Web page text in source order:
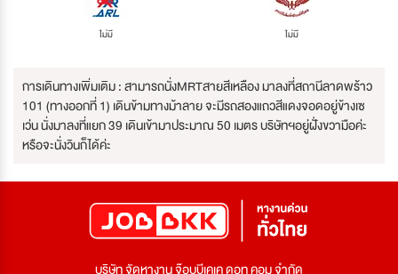
ไม่มี ไม่มี
การเดินทางเพิ่มเติม : สามารถนั่งMRTสายสีเหลือง มาลงที่สถานีลาดพร้าว
101 (ทางออกที่ 1) เดินข้ามทางม้าลาย จะมีรถสองแถวสีแดงจอดอยู่ข้างเซ
เว่น นั่งมาลงที่แยก 39 เดินเข้ามาประมาณ 50 เมตร บริษัทฯอยู่ฝั่งขวามือค่ะ
หรือจะนั่งวินก็ได้ค่ะ
บริษัท จัดหางาน จ๊อบบีเคเค ดอท คอม จำกัด